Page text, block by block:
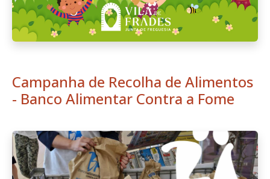
Campanha de Recolha de Alimentos
- Banco Alimentar Contra a Fome